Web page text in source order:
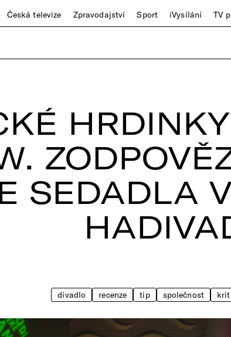
Česká televize Zpravodajství Sport iVysílání TV
SEDADLA
divadlo recenze tip společnost